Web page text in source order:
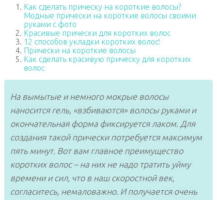
Как сделать прическу на короткие волосы?
Модные прически на короткие волосы своими
руками с фото
Красивые прически для коротких волос
12 способов укладки коротких волос!
Прически на короткие волосы
Как сделать красивую прическу для коротких
волос
На вымытые и немного мокрые волосы
наносится гель, «взбиваются» волосы руками и
окончательная форма фиксируется лаком. Для
создания такой прически потребуется максимум
пять минут. Вот вам главное преимущество
коротких волос – на них не надо тратить уйму
времени и сил, что в наш скоростной век,
согласитесь, немаловажно. И получается очень